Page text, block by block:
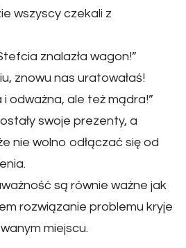
wszyscy czekali z
znalazła wagon!”
znowu nas uratowałaś!
odważna, ale też mądra!”
swoje prezenty, a
nie wolno odłączać się od
są równie ważne jak
rozwiązanie problemu kryje
miejscu.